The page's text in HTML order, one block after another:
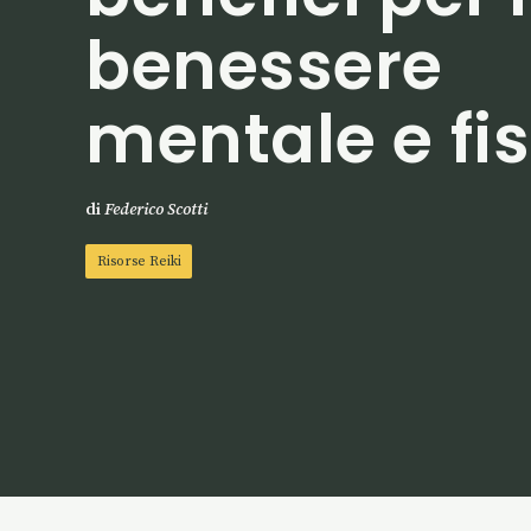
benessere
mentale e
diFederico Scotti
Risorse Reiki